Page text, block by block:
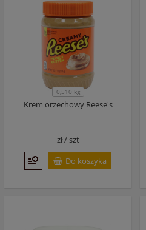
0,510 kg
Krem orzechowy Reese's
zł /szt
Do koszyka